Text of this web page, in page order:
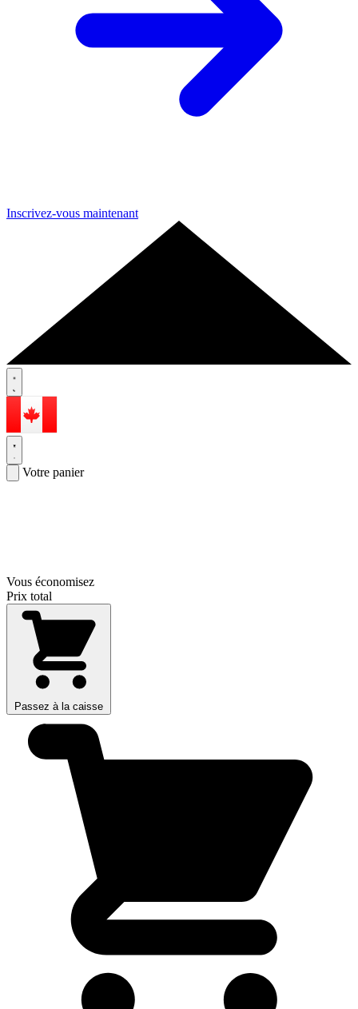
Inscrivez-vous maintenant
Votre panier
Vous économisez
Prix total
Passez à la caisse